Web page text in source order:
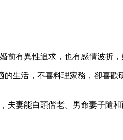
有異性追求，也有感情波折，
生活，不喜料理家務，卻喜歡
夫妻能白頭偕老。男命妻子隨